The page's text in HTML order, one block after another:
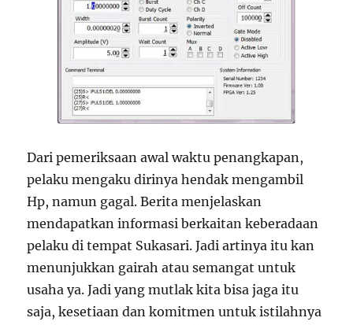
Dari pemeriksaan awal waktu penangkapan,
pelaku mengaku dirinya hendak mengambil
Hp, namun gagal. Berita menjelaskan
mendapatkan informasi berkaitan keberadaan
pelaku di tempat Sukasari. Jadi artinya itu kan
menunjukkan gairah atau semangat untuk
usaha ya. Jadi yang mutlak kita bisa jaga itu
saja, kesetiaan dan komitmen untuk istilahnya